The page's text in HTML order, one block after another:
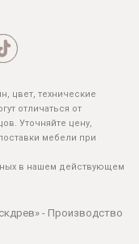
цвет, технические
отличаться от
Уточняйте цену,
мебели при
в нашем действующем
- Производство